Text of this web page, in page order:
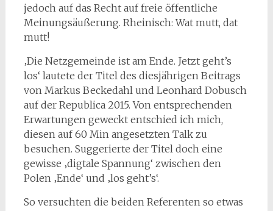
jedoch auf das Recht auf freie öffentliche
Meinungsäußerung. Rheinisch: Wat mutt, dat
mutt!
‚Die Netzgemeinde ist am Ende. Jetzt geht’s
los‘ lautete der Titel des diesjährigen Beitrags
von Markus Beckedahl und Leonhard Dobusch
auf der Republica 2015. Von entsprechenden
Erwartungen geweckt entschied ich mich,
diesen auf 60 Min angesetzten Talk zu
besuchen. Suggerierte der Titel doch eine
gewisse ‚digtale Spannung‘ zwischen den
Polen ‚Ende‘ und ‚los geht’s‘.
So versuchten die beiden Referenten so etwas